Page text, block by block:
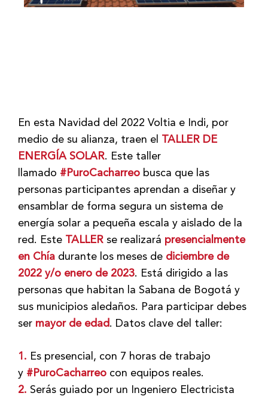
En esta Navidad del 2022 Voltia e Indi, por
medio de su alianza, traen el TALLER DE
ENERGÍA SOLAR. Este taller
llamado #PuroCacharreo busca que las
personas participantes aprendan a diseñar y
ensamblar de forma segura un sistema de
energía solar a pequeña escala y aislado de la
red. Este TALLER se realizará presencialmente
en Chía durante los meses de diciembre de
2022 y/o enero de 2023. Está dirigido a las
personas que habitan la Sabana de Bogotá y
sus municipios aledaños. Para participar debes
ser mayor de edad. Datos clave del taller:
1. Es presencial, con 7 horas de trabajo
y #PuroCacharreo con equipos reales.
2. Serás guiado por un Ingeniero Electricista